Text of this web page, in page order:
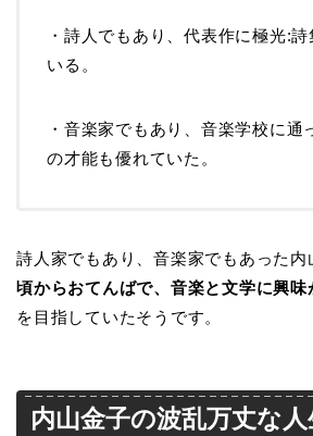
・詩人でもあり、代表作に極光:
いる。
・音楽家でもあり、音楽学校に通
の才能も優れていた。
詩人家でもあり、音楽家でもあった
頃からおてんばで、音楽と文学に興味
を目指していたそうです。
内山金子の波乱万丈な